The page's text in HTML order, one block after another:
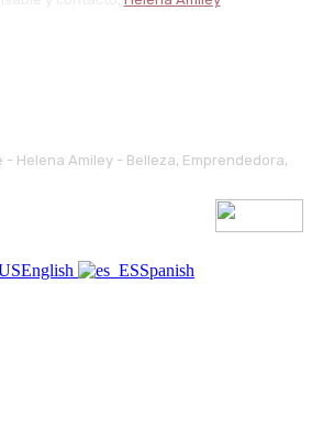
Helena Amiley - Belleza, Emprendedora,
English Spanish